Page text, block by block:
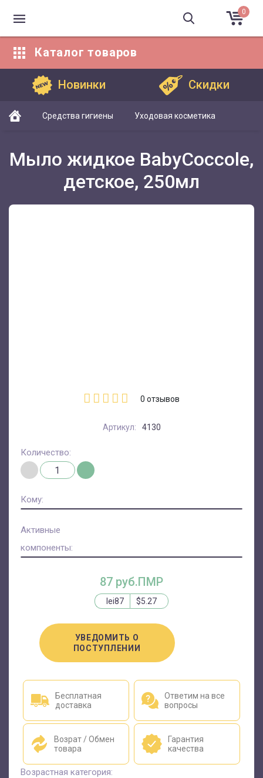
0
Каталог товаров
Новинки Скидки
Средства гигиены Уходовая косметика
Мыло жидкое BabyCoccole,
детское, 250мл
0 отзывов
Артикул: 4130
87 руб.ПМР
lei87 $5.27
УВЕДОМИТЬ О
ПОСТУПЛЕНИИ
Количество:
Кому:
Активные
компоненты:
Бесплатная
доставка
Ответим на все
вопросы
Возрат / Обмен
товара
Гарантия
качества
Возрастная категория: